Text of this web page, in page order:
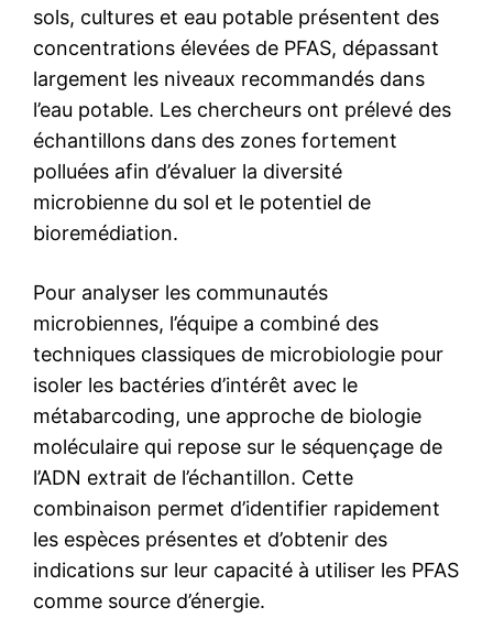
sols, cultures et eau potable présentent des
concentrations élevées de PFAS, dépassant
largement les niveaux recommandés dans
l’eau potable. Les chercheurs ont prélevé des
échantillons dans des zones fortement
polluées afin d’évaluer la diversité
microbienne du sol et le potentiel de
bioremédiation.
Pour analyser les communautés
microbiennes, l’équipe a combiné des
techniques classiques de microbiologie pour
isoler les bactéries d’intérêt avec le
métabarcoding, une approche de biologie
moléculaire qui repose sur le séquençage de
l’ADN extrait de l’échantillon. Cette
combinaison permet d’identifier rapidement
les espèces présentes et d’obtenir des
indications sur leur capacité à utiliser les PFAS
comme source d’énergie.